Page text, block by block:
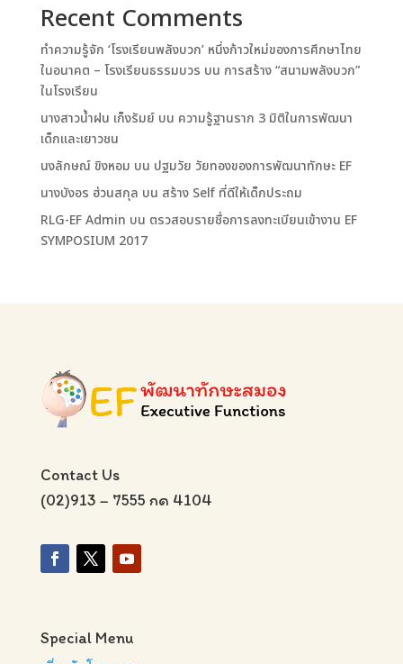
Recent Comments
ทำความรู้จัก ‘โรงเรียนพลังบวก’ หนึ่งก้าวใหม่ของการศึกษาไทย
ในอนาคต – โรงเรียนธรรมบวร บน การสร้าง “สนามพลังบวก”
ในโรงเรียน
นางสาวน้ำฝน เก็งรัมย์บน ความรู้ฐานราก 3 มิติในการพัฒนา
เด็กและเยาวชน
นงลักษณ์ ขิงหอม บน ปฐมวัย วัยทองของการพัฒนาทักษะ EF
นางบังอร ฮ่วนสกุล บน สร้าง Self ที่ดีให้เด็กประถม
RLG-EF Admin บน ตรวสอบรายชื่อการลงทะเบียนเข้างาน EF
SYMPOSIUM 2017
Contact Us
(02)913 – 7555 กด 4104
Special Menu